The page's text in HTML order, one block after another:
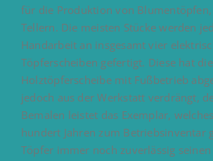
für die Produktion von
Tellern. Die meisten Stücke werden
Handarbeit an insgesamt vier
Töpferscheiben gefertigt. Diese hat die
Holztöpferscheibe mit Fußbetrieb
jedoch aus der Werkstatt verdrängt,
Bemalen leistet das Exemplar,
hundert Jahren zum Betriebsinventar
Töpfer immer noch zuverlässig